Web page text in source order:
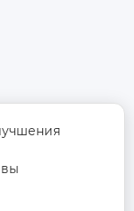
провинция